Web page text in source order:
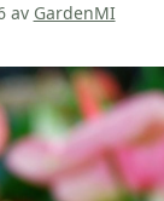
av GardenMI